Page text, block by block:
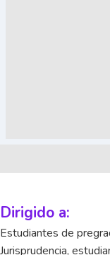
Dirigido a:
Estudiantes de
Jurisprudencia,